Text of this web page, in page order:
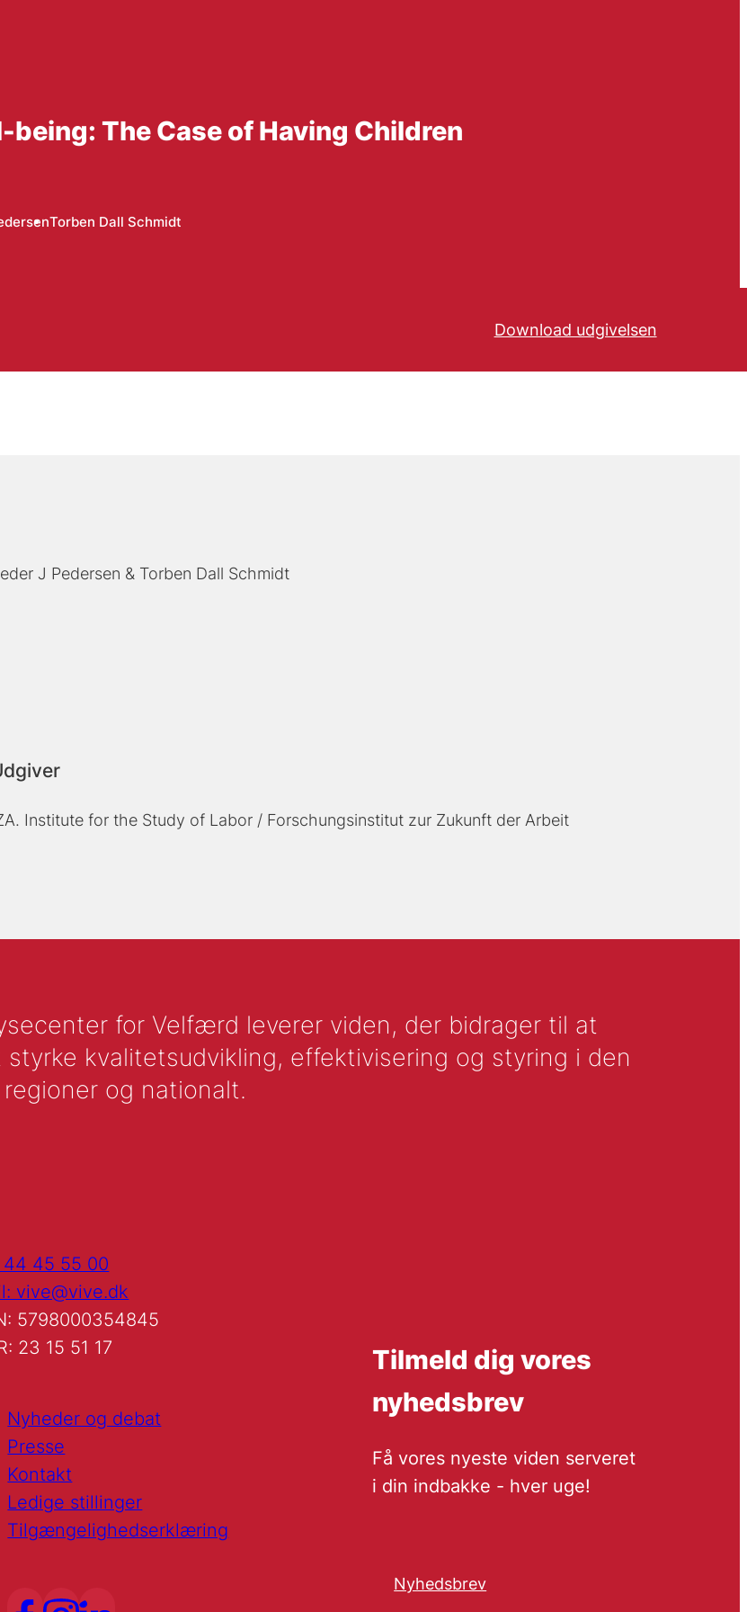
The Case of Having Children
Torben Dall Schmidt
Download udgivelsen
J Pedersen Torben Dall Schmidt
Institute for the Study of Labor / Forschungsinstitut zur Zukunft der Arbeit
for Velfærd leverer viden, der bidrager til at
kvalitetsudvikling, effektivisering og styring i den
og nationalt.
44 45 55 00
vive@vive.dk
5798000354845
23 15 51 17
Nyheder og debat
Presse
Kontakt
Ledige stillinger
Tilgængelighedserklæring
Tilmeld dig vores
nyhedsbrev
Få vores nyeste viden serveret
i din indbakke - hver uge!
Nyhedsbrev